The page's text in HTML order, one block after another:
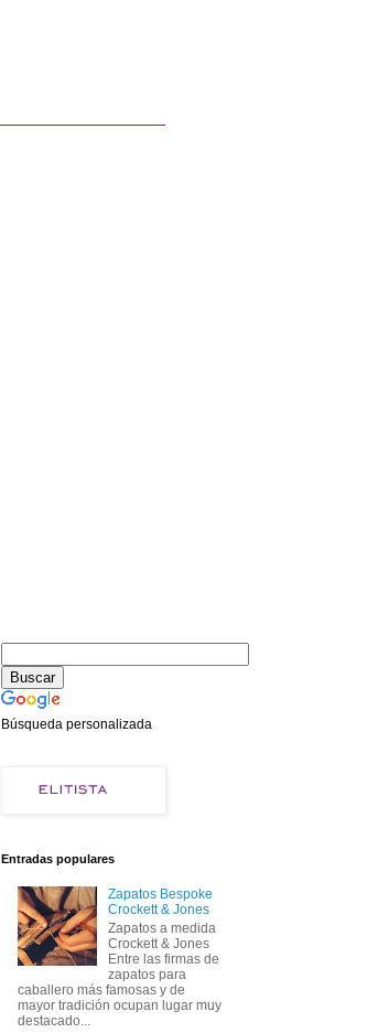
Búsqueda personalizada
Entradas populares
Zapatos Bespoke
Crockett & Jones
Zapatos a medida
Crockett & Jones
Entre las firmas de
zapatos para
caballero más famosas y de
mayor tradición ocupan lugar muy
destacado...